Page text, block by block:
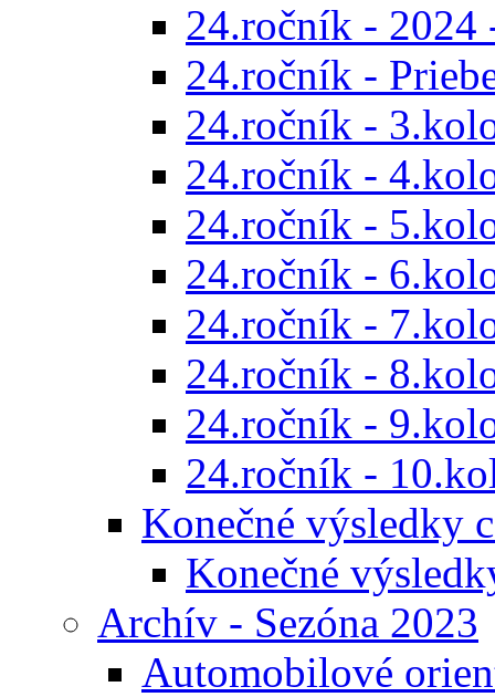
24.ročník - 2024
24.ročník -
24.ročník -
24.ročník -
24.ročník -
24.ročník -
24.ročník -
24.ročník -
24.ročník -
24.ročník -
Konečné výsledky
Konečné
Archív - Sezóna 2023
Automobilové